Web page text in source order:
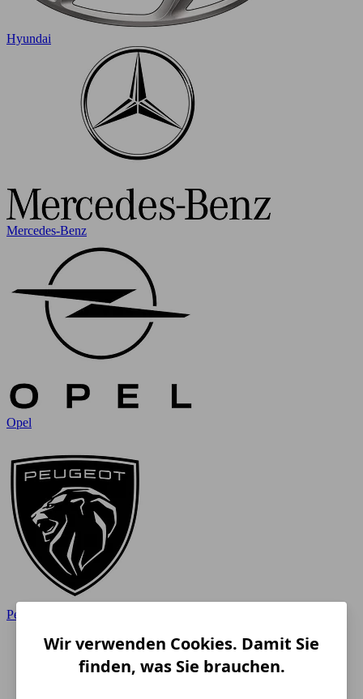
Hyundai
Mercedes-Benz
Opel
Peugeot
Wir verwenden Cookies. Damit Sie
finden, was Sie brauchen.